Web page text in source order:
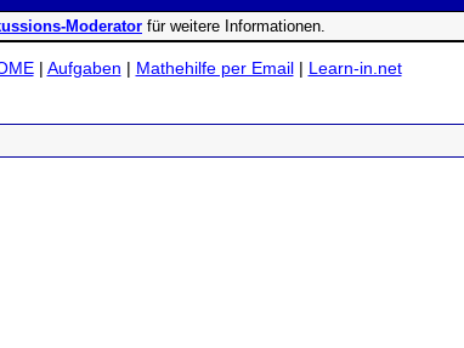
Moderator für weitere Informationen.
| Aufgaben | Mathehilfe per Email| Learn-in.net